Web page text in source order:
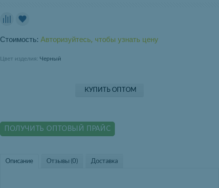
Стоимость: Авторизуйтесь, чтобы узнать цену
Цвет изделия: Черный
КУПИТЬ ОПТОМ
ПОЛУЧИТЬ ОПТОВЫЙ ПРАЙС
Описание Отзывы (0) Доставка